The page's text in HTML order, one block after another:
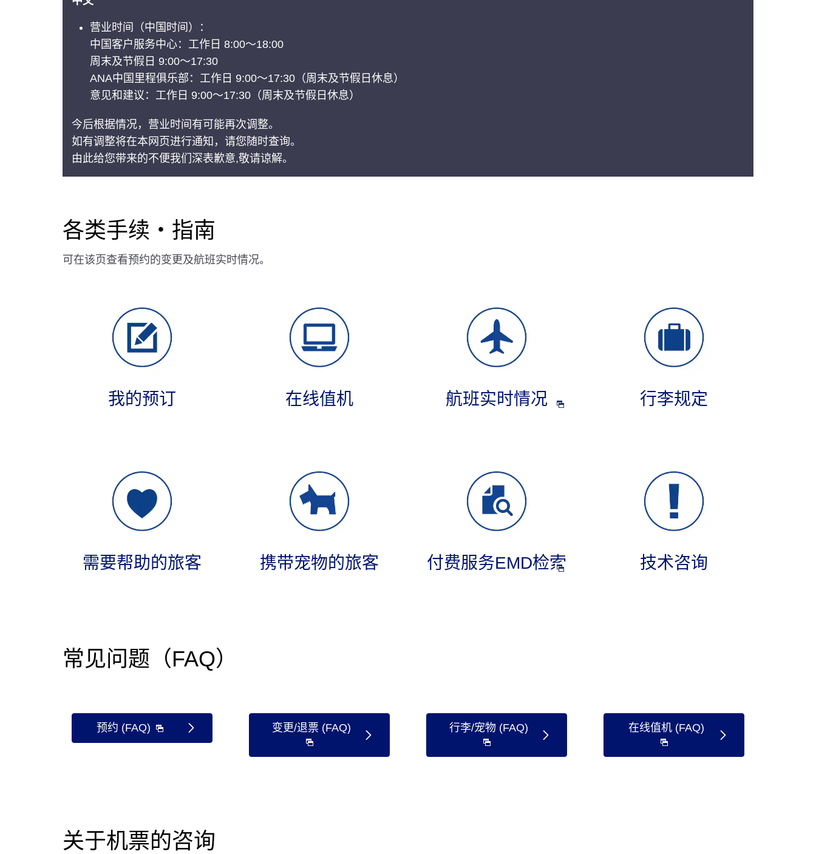
营业时间（中国时间）：
中国客户服务中心：工作日 8:00～18:00
周末及节假日 9:00～17:30
ANA中国里程俱乐部：工作日 9:00～17:30（周末及节假日休息）
意见和建议：工作日 9:00～17:30（周末及节假日休息）
今后根据情况，营业时间有可能再次调整。
如有调整将在本网页进行通知，请您随时查询。
由此给您带来的不便我们深表歉意,敬请谅解。
各类手续・指南
可在该页查看预约的变更及航班实时情况。
我的预订 在线值机 航班实时情况 行李规定
需要帮助的旅客 携带宠物的旅客 付费服务EMD检索 技术咨询
常见问题（FAQ）
预约 (FAQ) 变更/退票 (FAQ) 行李/宠物 (FAQ) 在线值机 (FAQ)
关于机票的咨询